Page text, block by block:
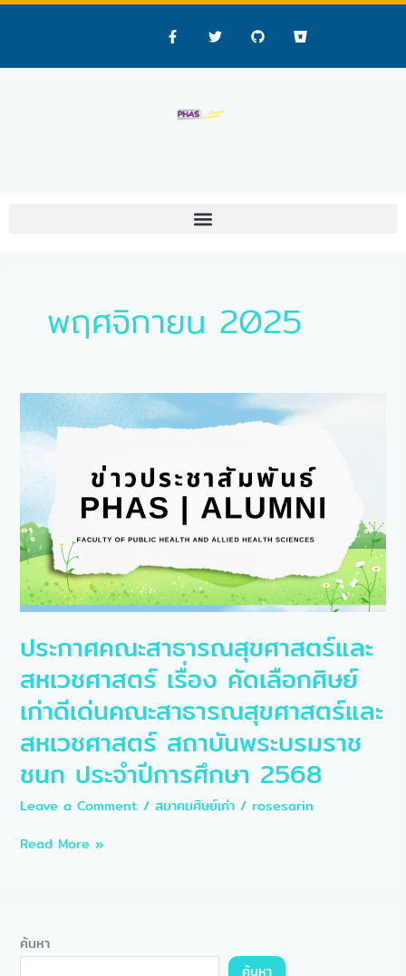
Skip
F
a
e
o
k
T
w
t
r
G
i
h
B
i
b
พฤศจิกายน 2025
ประกาศคณะสาธารณสุขศาสตร์และ
สหเวชศาสตร์ เรื่อง คัดเลือกศิษย์
เก่าดีเด่นคณะสาธารณสุขศาสตร์และ
สหเวชศาสตร์ สถาบันพระบรมราช
ชนก ประจำปีการศึกษา 2568
Leave a Comment /สมาคมศิษย์เก่า /rosesarin
ประกาศ
คณะ
สาธารณสุข
และ
สห
เวชศาสตร์
เรื่อง
คัด
เลือก
ศิษย์
เก่า
เด่น
คณะ
สาธารณสุข
ศาสตร์
และ
สห
สถาบัน
พระบรม
ชนก
2568
Read More »
ค้นหา
ค้นหา